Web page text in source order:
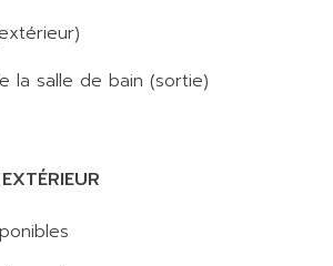
la salle de bain (sortie)